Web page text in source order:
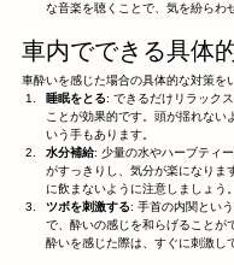
な音楽を聴くことで、気を紛らわ
車内でできる具体
車酔いを感じた場合の具体的な対策を
睡眠をとる: できるだけリラック
ことが効果的です。頭が揺れない
いう手もあります。
水分補給: 少量の水やハーブティ
がすっきりし、気分が楽になりま
に飲まないように注意しましょう。
ツボを刺激する: 手首の内関とい
で、酔いの感じを和らげることが
酔いを感じた際は、すぐに刺激し